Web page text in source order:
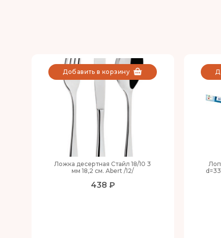
Ложка десертная Стайл 18/10 3
мм 18,2 см. Abert /12/
438 ₽
Добавить в корзину